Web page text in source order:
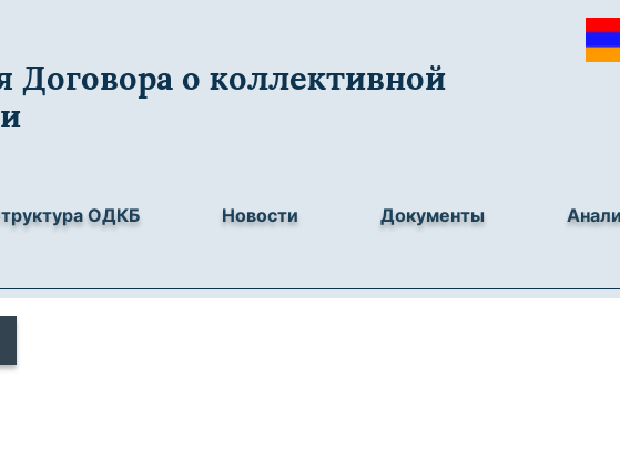
Договора о коллективной
ОДКБ Новости Документы